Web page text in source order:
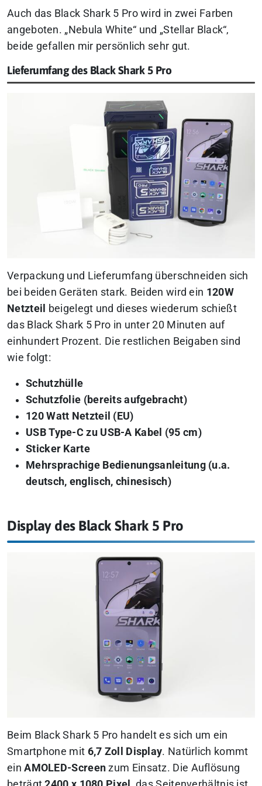
Auch das Black Shark 5 Pro wird in zwei Farben
angeboten. „Nebula White“ und „Stellar Black“,
beide gefallen mir persönlich sehr gut.
Lieferumfang des Black Shark 5 Pro
Verpackung und Lieferumfang überschneiden sich
bei beiden Geräten stark. Beiden wird ein 120W
Netzteil beigelegt und dieses wiederum schießt
das Black Shark 5 Pro in unter 20 Minuten auf
einhundert Prozent. Die restlichen Beigaben sind
wie folgt:
Schutzhülle
Schutzfolie (bereits aufgebracht)
120 Watt Netzteil (EU)
USB Type-C zu USB-A Kabel (95 cm)
Sticker Karte
Mehrsprachige Bedienungsanleitung (u.a.
deutsch, englisch, chinesisch)
Display des Black Shark 5 Pro
Beim Black Shark 5 Pro handelt es sich um ein
Smartphone mit 6,7 Zoll Display. Natürlich kommt
ein AMOLED-Screen zum Einsatz. Die Auflösung